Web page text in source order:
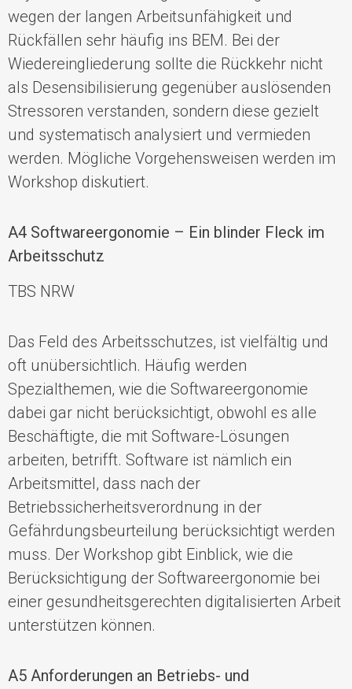
wegen der langen Arbeitsunfähigkeit und
Rückfällen sehr häufig ins BEM. Bei der
Wiedereingliederung sollte die Rückkehr nicht
als Desensibilisierung gegenüber auslösenden
Stressoren verstanden, sondern diese gezielt
und systematisch analysiert und vermieden
werden. Mögliche Vorgehensweisen werden im
Workshop diskutiert.
A4 Softwareergonomie – Ein blinder Fleck im
Arbeitsschutz
TBS NRW
Das Feld des Arbeitsschutzes, ist vielfältig und
oft unübersichtlich. Häufig werden
Spezialthemen, wie die Softwareergonomie
dabei gar nicht berücksichtigt, obwohl es alle
Beschäftigte, die mit Software-Lösungen
arbeiten, betrifft. Software ist nämlich ein
Arbeitsmittel, dass nach der
Betriebssicherheitsverordnung in der
Gefährdungsbeurteilung berücksichtigt werden
muss. Der Workshop gibt Einblick, wie die
Berücksichtigung der Softwareergonomie bei
einer gesundheitsgerechten digitalisierten Arbeit
unterstützen können.
A5 Anforderungen an Betriebs- und